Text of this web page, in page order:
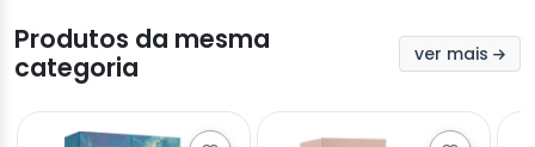
Produtos da mesma
categoria
ver mais